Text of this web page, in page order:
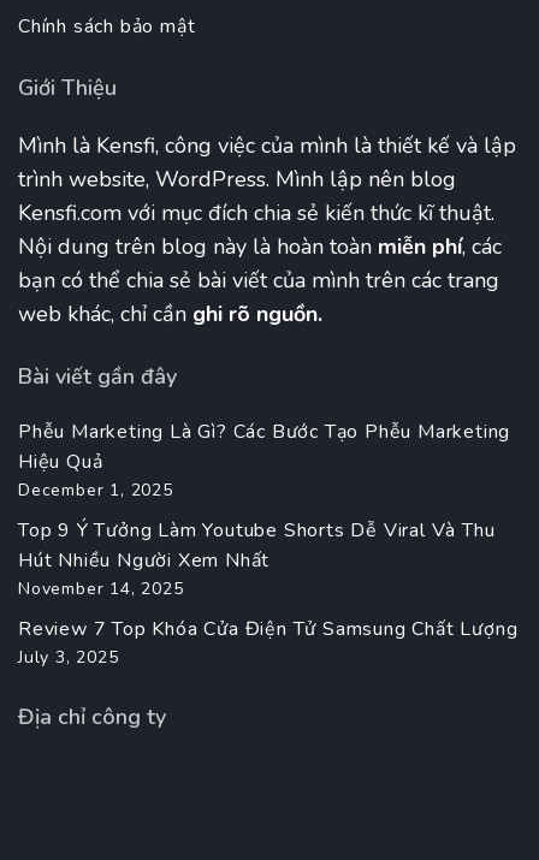
Chính sách bảo mật
Giới Thiệu
Mình là Kensfi, công việc của mình là thiết kế và lập
trình website, WordPress. Mình lập nên blog
Kensfi.com với mục đích chia sẻ kiến thức kĩ thuật.
Nội dung trên blog này là hoàn toàn miễn phí, các
bạn có thể chia sẻ bài viết của mình trên các trang
web khác, chỉ cần ghi rõ nguồn.
Bài viết gần đây
Phễu Marketing Là Gì? Các Bước Tạo Phễu Marketing
Hiệu Quả
December 1, 2025
Top 9 Ý Tưởng Làm Youtube Shorts Dễ Viral Và Thu
Hút Nhiều Người Xem Nhất
November 14, 2025
Review 7 Top Khóa Cửa Điện Tử Samsung Chất Lượng
July 3, 2025
Địa chỉ công ty